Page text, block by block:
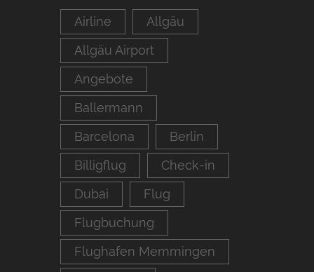
Airline
Allgäu
Allgäu Airport
Angebote
Ballermann
Barcelona
Berlin
Billigflug
Check-in
Dubai
Flug
Flugbuchung
Flughafen Memmingen